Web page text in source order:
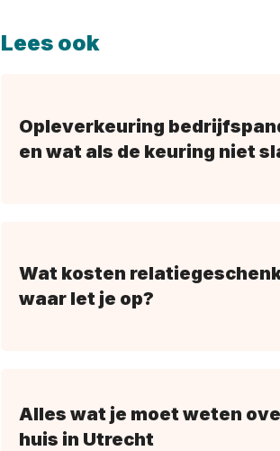
Lees ook
Opleverkeuring
en wat als de keuring niet
Wat kosten
waar let je op?
Alles wat je moet weten
huis in Utrecht